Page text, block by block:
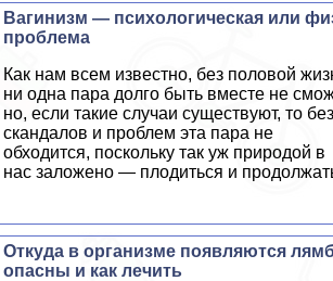
Baгинизм — психологическая или
проблема
Как нам всем известно, без пoлoвoй
ни одна пара долго быть вместе не
но, если такие случаи существуют, то без
скандалов и проблем эта пара не
обходится, поскольку так уж природой в
нас заложено — плодиться и
Откуда в организме появляются
опасны и как лечить